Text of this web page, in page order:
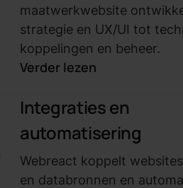
maatwerkwebsite
strategie en UX/UI tot
koppelingen en beheer.
Verder lezen
Integraties en
automatisering
Webreact koppelt
en databronnen en